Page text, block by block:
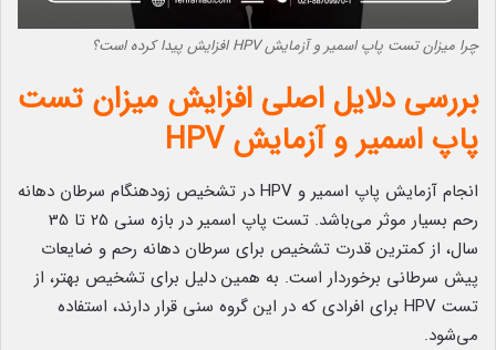
چرا میزان تست پاپ اسمیر و آزمایش HPV افزایش پیدا کرده است؟
بررسی دلایل اصلی افزایش میزان تست
پاپ اسمیر و آزمایش HPV
انجام آزمایش‌ پاپ اسمیر و HPV در تشخیص زودهنگام سرطان دهانه
رحم بسیار موثر می‌باشد. تست پاپ اسمیر در بازه سنی 25 تا 35
سال، از کمترین قدرت تشخیص برای سرطان دهانه رحم و ضایعات
پیش سرطانی برخوردار است. به همین دلیل برای تشخیص بهتر، از
تست HPV برای افرادی که در این گروه سنی قرار دارند، استفاده
می‌شود.